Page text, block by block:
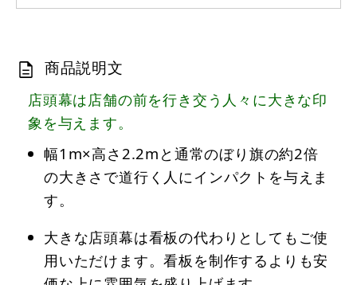
商品説明文
店頭幕は店舗の前を行き交う人々に大きな印
象を与えます。
幅1m×高さ2.2mと通常のぼり旗の約2倍
の大きさで道行く人にインパクトを与えま
す。
大きな店頭幕は看板の代わりとしてもご使
用いただけます。看板を制作するよりも安